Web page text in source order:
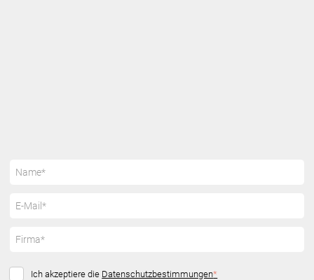
Ich akzeptiere die Datenschutzbestimmungen*